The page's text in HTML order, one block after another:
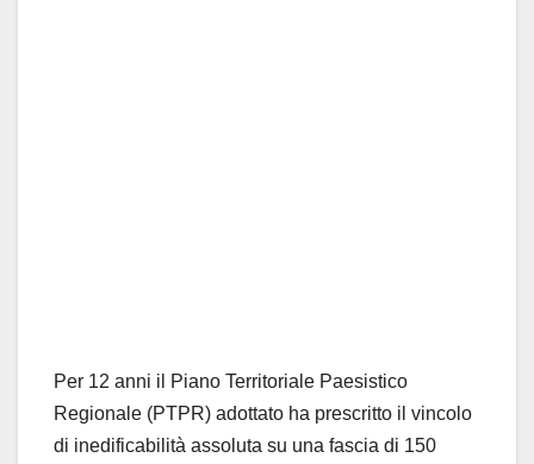
Per 12 anni il Piano Territoriale Paesistico
Regionale (PTPR) adottato ha prescritto il vincolo
di inedificabilità assoluta su una fascia di 150